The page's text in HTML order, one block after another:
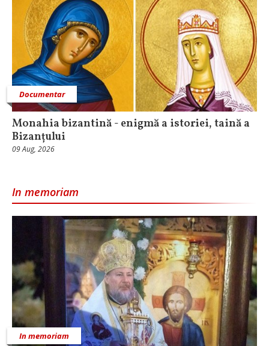
Documentar
Monahia bizantină - enigmă a istoriei, taină a
Bizanțului
09 Aug, 2026
In memoriam
In memoriam